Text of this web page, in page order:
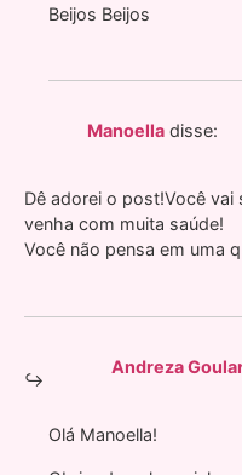
Beijos Beijos
Manoella disse:
Dê adorei o post!Você vai
venha com muita saúde!
Você não pensa em uma
Andreza
Olá Manoella!